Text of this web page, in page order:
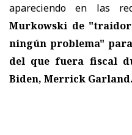
apareciendo en las
Murkowski de
ningún problema"
del que fuera fiscal
Biden, Merrick Garland.